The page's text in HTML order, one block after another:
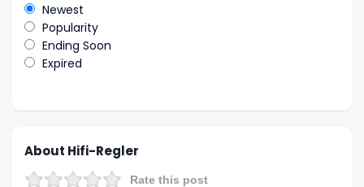
Newest
Popularity
Ending Soon
Expired
About Hifi-Regler
Rate this post